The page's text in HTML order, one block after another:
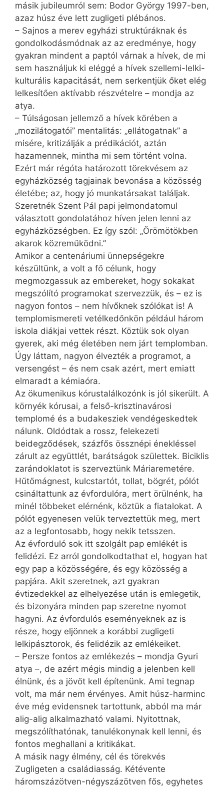
másik jubileumról sem: Bodor György 1997-ben,
azaz húsz éve lett zugligeti plébános.
– Sajnos a merev egyházi struktúráknak és
gondolkodásmódnak az az eredménye, hogy
gyakran mindent a paptól várnak a hívek, de mi
sem használjuk ki eléggé a hívek szellemi-lelki-
kulturális kapacitását, nem serkentjük őket elég
lelkesítően aktívabb részvételre – mondja az
atya.
– Túlságosan jellemző a hívek körében a
„mozilátogatói” mentalitás: „ellátogatnak” a
misére, kritizálják a prédikációt, aztán
hazamennek, mintha mi sem történt volna.
Ezért már régóta határozott törekvésem az
egyházközség tagjainak bevonása a közösség
életébe; az, hogy jó munkatársakat találjak.
Szeretnék Szent Pál papi jelmondatomul
választott gondolatához híven jelen lenni az
egyházközségben. Ez így szól: „Örömötökben
akarok közreműködni.”
Amikor a centenáriumi ünnepségekre
készültünk, a volt a fő célunk, hogy
megmozgassuk az embereket, hogy sokakat
megszólító programokat szervezzük, és – ez is
nagyon fontos – nem hívőknek szólókat is! A
templomismereti vetélkedőnkön például három
iskola diákjai vettek részt. Köztük sok olyan
gyerek, aki még életében nem járt templomban.
Úgy láttam, nagyon élvezték a programot, a
versengést – és nem csak azért, mert emiatt
elmaradt a kémiaóra.
Az ökumenikus kórustalálkozónk is jól sikerült. A
környék kórusai, a felső-krisztinavárosi
templomé és a budakesziek vendégeskedtek
nálunk. Oldódtak a rossz, felekezeti
beidegződések, százfős össznépi énekléssel
zárult az együttlét, barátságok születtek. Biciklis
zarándoklatot is szerveztünk Máriaremetére.
Hűtőmágnest, kulcstartót, tollat, bögrét, pólót
csináltattunk az évfordulóra, mert örülnénk, ha
minél többeket elérnénk, köztük a fiatalokat. A
pólót egyenesen velük terveztettük meg, mert
az a legfontosabb, hogy nekik tetsszen.
Az évforduló sok itt szolgált pap emlékét is
felidézi. Ez arról gondolkodtathat el, hogyan hat
egy pap a közösségére, és egy közösség a
papjára. Akit szeretnek, azt gyakran
évtizedekkel az elhelyezése után is emlegetik,
és bizonyára minden pap szeretne nyomot
hagyni. Az évfordulós eseményeknek az is
része, hogy eljönnek a korábbi zugligeti
lelkipásztorok, és felidézik az emlékeiket.
– Persze fontos az emlékezés – mondja Gyuri
atya –, de azért mégis mindig a jelenben kell
élnünk, és a jövőt kell építenünk. Ami tegnap
volt, ma már nem érvényes. Amit húsz-harminc
éve még evidensnek tartottunk, abból ma már
alig-alig alkalmazható valami. Nyitottnak,
megszólíthatónak, tanulékonynak kell lenni, és
fontos meghallani a kritikákat.
A másik nagy élmény, cél és törekvés
Zugligeten a családiasság. Kétévente
háromszázötven-négyszázötven fős, egyhetes